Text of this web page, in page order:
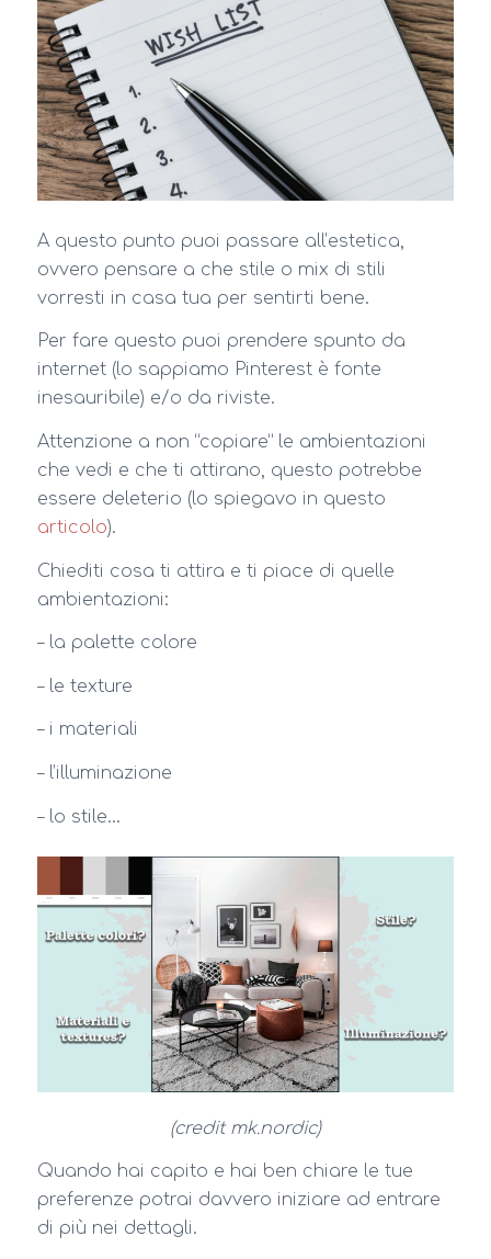
A questo punto puoi passare all’estetica,
ovvero pensare a che stile o mix di stili
vorresti in casa tua per sentirti bene.
Per fare questo puoi prendere spunto da
internet (lo sappiamo Pinterest è fonte
inesauribile) e/o da riviste.
Attenzione a non “copiare” le ambientazioni
che vedi e che ti attirano, questo potrebbe
essere deleterio (lo spiegavo in questo
articolo).
Chiediti cosa ti attira e ti piace di quelle
ambientazioni:
– la palette colore
– le texture
– i materiali
– l’illuminazione
– lo stile…
(credit mk.nordic)
Quando hai capito e hai ben chiare le tue
preferenze potrai davvero iniziare ad entrare
di più nei dettagli.